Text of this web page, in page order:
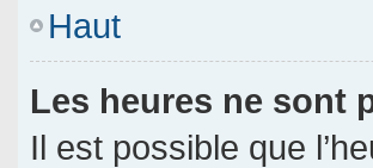
Haut
Les heures ne sont
Il est possible que